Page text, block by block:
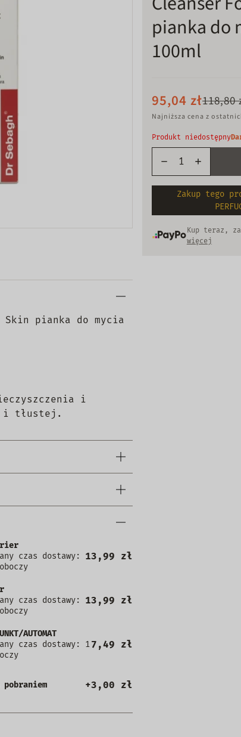
pianka do
100ml
95,04 zł118,80
Najniższa cena z
Produkt niedostępny
Zakup tego
Kup teraz,
więcej
Skin pianka do mycia
i
i tłustej.
czas dostawy:
13,99 zł
czas dostawy:
13,99 zł
AUTOMAT
czas dostawy: 17,49 zł
+3,00 zł